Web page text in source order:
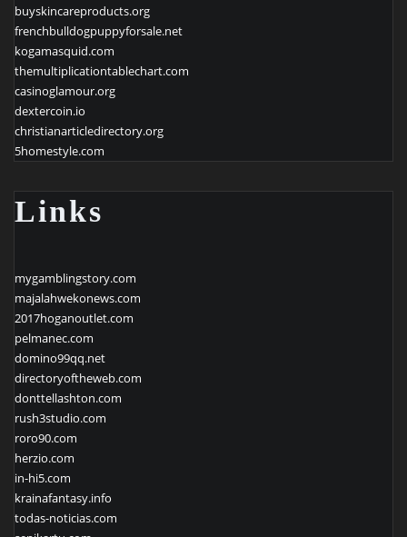
buyskincareproducts.org
frenchbulldogpuppyforsale.net
kogamasquid.com
themultiplicationtablechart.com
casinoglamour.org
dextercoin.io
christianarticledirectory.org
5homestyle.com
Links
mygamblingstory.com
majalahwekonews.com
2017hoganoutlet.com
pelmanec.com
domino99qq.net
directoryoftheweb.com
donttellashton.com
rush3studio.com
roro90.com
herzio.com
in-hi5.com
krainafantasy.info
todas-noticias.com